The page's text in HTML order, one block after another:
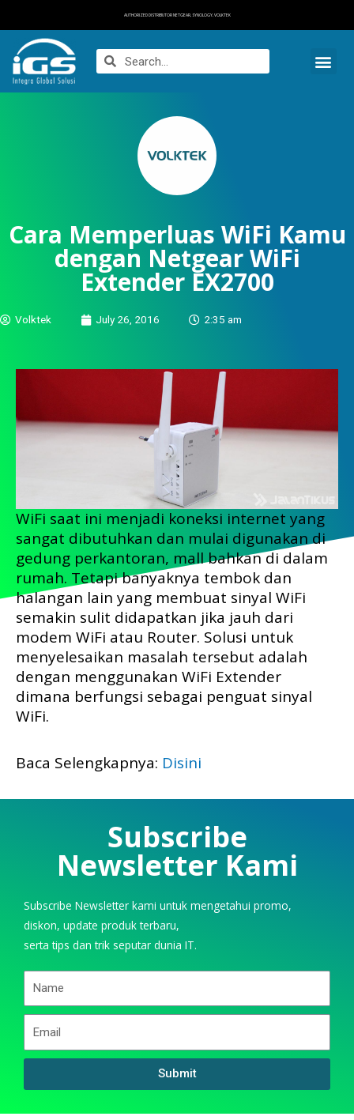
AUTHORIZED DISTRIBUTOR NETGEAR, SYNOLOGY, VOLKTEK
Cara Memperluas WiFi Kamu
dengan Netgear WiFi
Extender EX2700
Volktek July 26, 2016 2:35 am
WiFi saat ini menjadi koneksi internet yang
sangat dibutuhkan dan mulai digunakan di
gedung perkantoran, mall bahkan di dalam
rumah. Tetapi banyaknya tembok dan
halangan lain yang membuat sinyal WiFi
semakin sulit didapatkan jika jauh dari
modem WiFi atau Router. Solusi untuk
menyelesaikan masalah tersebut adalah
dengan menggunakan WiFi Extender
dimana berfungsi sebagai penguat sinyal
WiFi.
Baca Selengkapnya: Disini
Subscribe
Newsletter Kami
Subscribe Newsletter kami untuk mengetahui promo,
diskon, update produk terbaru,
serta tips dan trik seputar dunia IT.
Submit